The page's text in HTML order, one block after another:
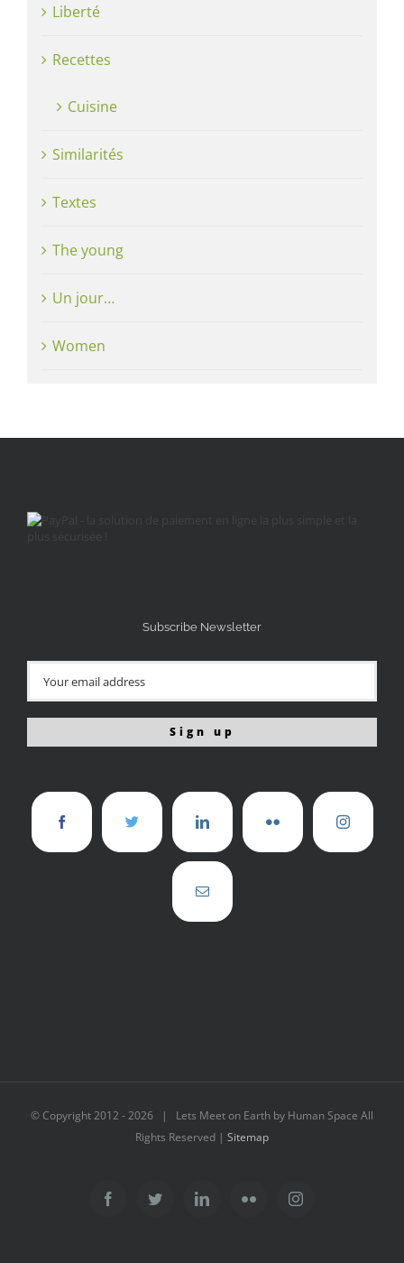
Liberté
Recettes
Cuisine
Similarités
Textes
The young
Un jour…
Women
Subscribe Newsletter
© Copyright 2012 -2026 | Lets Meet on Earth by Human Space All
Rights Reserved | Sitemap
FacebookTwitter LinkedInFlickr Instagram